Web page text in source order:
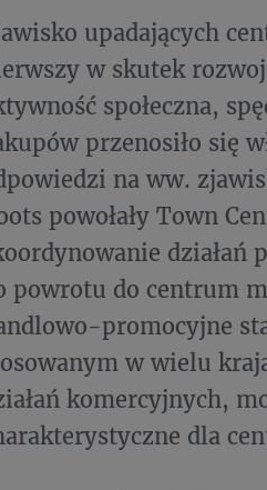
upadających
w skutek
społeczna,
przenosiło się
na ww.
powołały Town
działań
powrotu do centrum
promocyjne
w wielu
komercyjnych,
dla